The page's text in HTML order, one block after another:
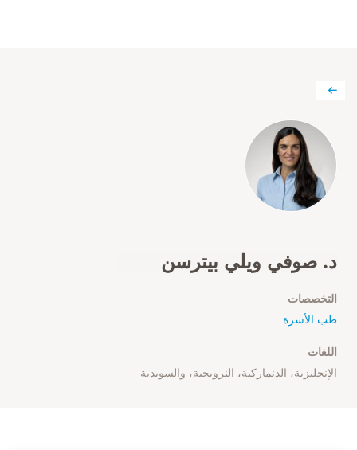
د. صوفي ويلي بيترسن
التخصصات
طب الأسرة
اللغات
الإنجليزية، الدنماركية، النرويجية، والسويدية